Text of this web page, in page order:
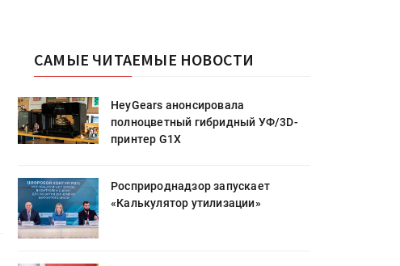
САМЫЕ ЧИТАЕМЫЕ НОВОСТИ
HeyGears анонсировала
полноцветный гибридный УФ/3D-
принтер G1X
Росприроднадзор запускает
«Калькулятор утилизации»